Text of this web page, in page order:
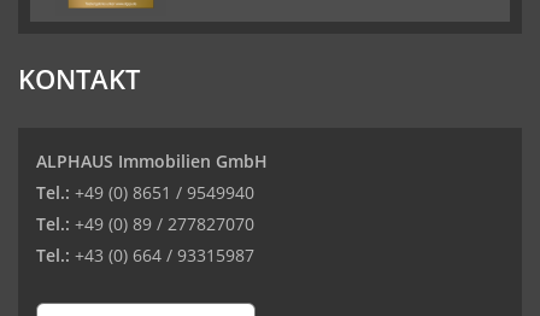
KONTAKT
ALPHAUS Immobilien GmbH
Tel.: +49 (0) 8651 / 9549940
Tel.: +49 (0) 89 / 277827070
Tel.: +43 (0) 664 / 93315987